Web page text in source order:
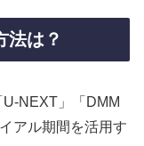
法は？
U-NEXT」「DMM
アル期間を活用す